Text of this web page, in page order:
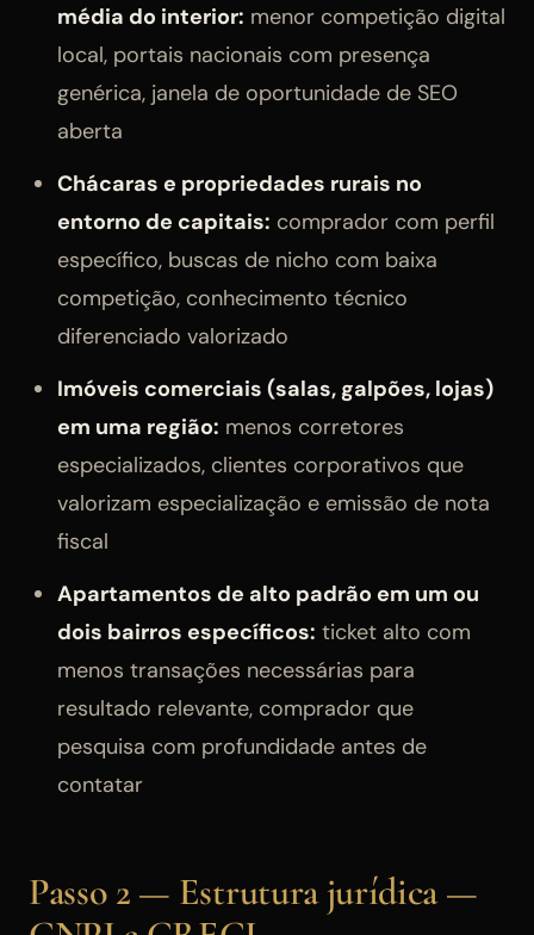
média do interior: menor competição digital
local, portais nacionais com presença
genérica, janela de oportunidade de SEO
aberta
Chácaras e propriedades rurais no
entorno de capitais: comprador com perfil
específico, buscas de nicho com baixa
competição, conhecimento técnico
diferenciado valorizado
Imóveis comerciais (salas, galpões, lojas)
em uma região: menos corretores
especializados, clientes corporativos que
valorizam especialização e emissão de nota
fiscal
Apartamentos de alto padrão em um ou
dois bairros específicos: ticket alto com
menos transações necessárias para
resultado relevante, comprador que
pesquisa com profundidade antes de
contatar
Passo 2 — Estrutura jurídica —